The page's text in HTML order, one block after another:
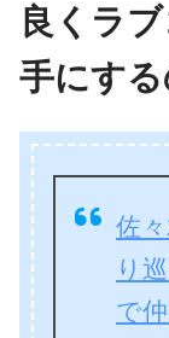
良くラ
手にす
佐
り
で